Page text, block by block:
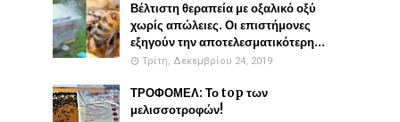
Βέλτιστη θεραπεία με οξαλικό οξύ
χωρίς απώλειες. Οι επιστήμονες
εξηγούν την αποτελεσματικότερη...
Τρίτη, Δεκεμβρίου 24, 2019
ΤΡΟΦΟΜΕΛ: Το top των
μελισσοτροφών!